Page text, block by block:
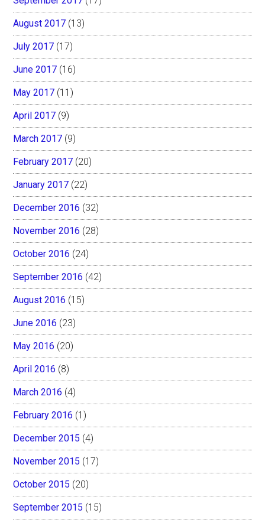
August 2017 (13)
July 2017 (17)
June 2017 (16)
May 2017 (11)
April 2017 (9)
March 2017 (9)
February 2017 (20)
January 2017 (22)
December 2016 (32)
November 2016 (28)
October 2016 (24)
September 2016 (42)
August 2016 (15)
June 2016 (23)
May 2016 (20)
April 2016 (8)
March 2016 (4)
February 2016 (1)
December 2015 (4)
November 2015 (17)
October 2015 (20)
September 2015 (15)